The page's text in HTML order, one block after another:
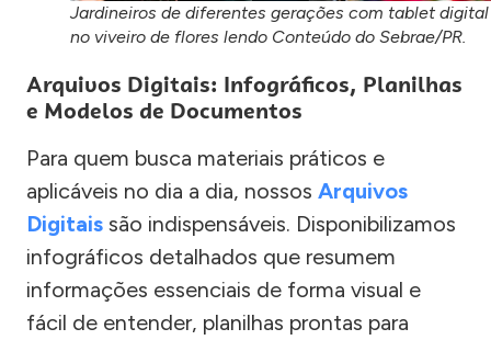
Jardineiros de diferentes gerações com tablet digital
no viveiro de flores lendo Conteúdo do Sebrae/PR.
Arquivos Digitais: Infográficos, Planilhas
e Modelos de Documentos
Para quem busca materiais práticos e
aplicáveis no dia a dia, nossos Arquivos
Digitais são indispensáveis. Disponibilizamos
infográficos detalhados que resumem
informações essenciais de forma visual e
fácil de entender, planilhas prontas para